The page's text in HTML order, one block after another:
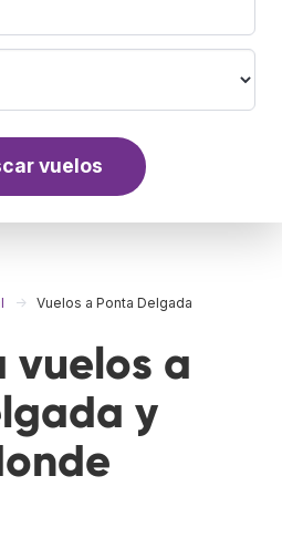
vuelos
Vuelos a Ponta Delgada
vuelos a
y